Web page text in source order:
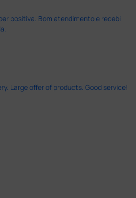
positiva. Bom atendimento e recebi
Large offer of products. Good service!